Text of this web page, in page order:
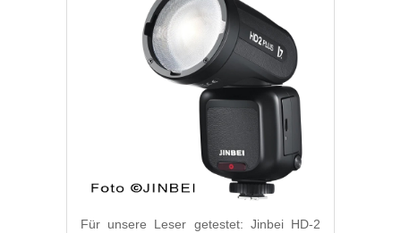
Für unsere Leser getestet: Jinbei HD-2